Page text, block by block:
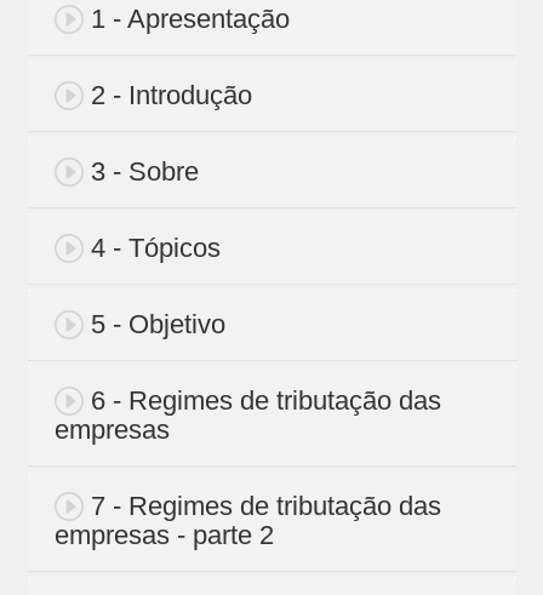
1 - Apresentação
2 - Introdução
3 - Sobre
4 - Tópicos
5 - Objetivo
6 - Regimes de tributação das
empresas
7 - Regimes de tributação das
empresas - parte 2